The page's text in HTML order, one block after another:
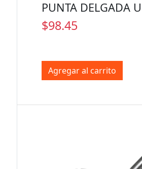
PUNTA DELGADA
$98.45
Agregar al carrito